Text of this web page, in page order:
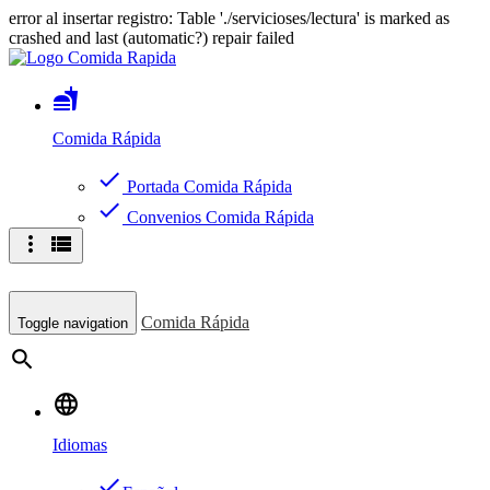
error al insertar registro: Table './servicioses/lectura' is marked as
crashed and last (automatic?) repair failed
fastfood
Comida Rápida
check Portada Comida Rápida
check Convenios Comida Rápida
more_vert view_list
Toggle navigation Comida Rápida
search
language
Idiomas